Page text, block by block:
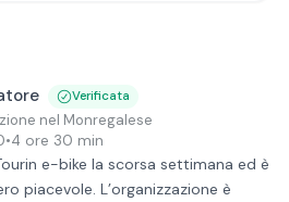
Verificata
nel Monregalese
•4 ore 30 min
e-bike la scorsa settimana ed è
piacevole. L’organizzazione è